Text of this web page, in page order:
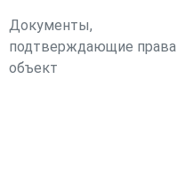
Документы,
подтверждающие права
объект